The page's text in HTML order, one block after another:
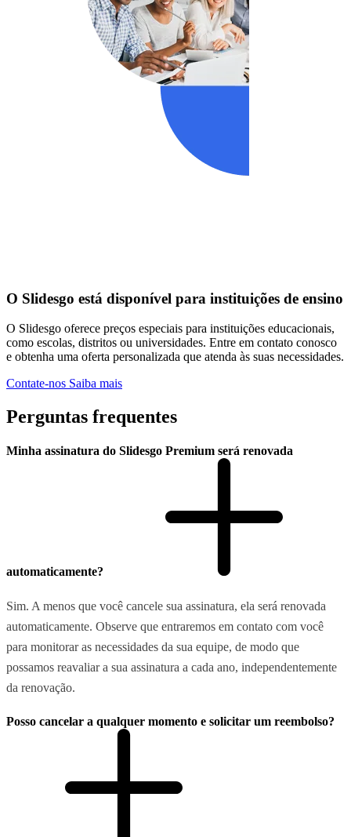
O Slidesgo está disponível para instituições de ensino
O Slidesgo oferece preços especiais para instituições educacionais,
como escolas, distritos ou universidades. Entre em contato conosco
e obtenha uma oferta personalizada que atenda às suas necessidades.
Contate-nos Saiba mais
Perguntas frequentes
Minha assinatura do Slidesgo Premium será renovada
automaticamente?
Sim. A menos que você cancele sua assinatura, ela será renovada
automaticamente. Observe que entraremos em contato com você
para monitorar as necessidades da sua equipe, de modo que
possamos reavaliar a sua assinatura a cada ano, independentemente
da renovação.
Posso cancelar a qualquer momento e solicitar um reembolso?